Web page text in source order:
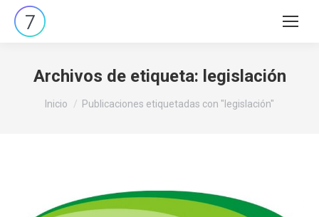
Buscar:
Archivos de etiqueta: legislación
Estás aquí:
Inicio Publicaciones etiquetadas con "legislación"